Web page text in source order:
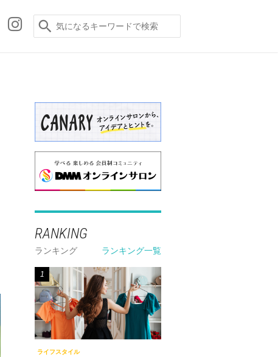
RANKING
ランキング ランキング一覧
1
ライフスタイル